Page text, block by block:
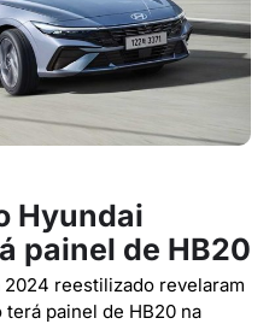
Hyundai
painel de HB20
reestilizado revelaram
painel de HB20 na